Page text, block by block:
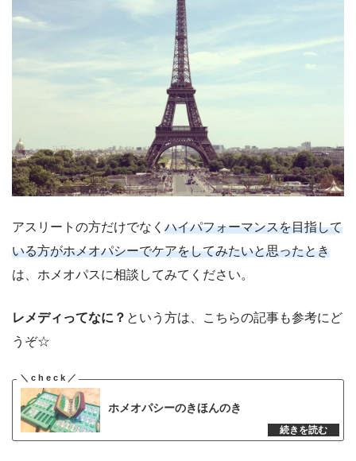
アスリートの方だけでなく ハイパフォーマンスを目指して
いる方がホメオパシーでケアをしてみたいと思ったとき
は、ホメオパスに相談してみてください。
レメディってなに？ という方は、こちらの記事も参考にど
うぞ☆
ホメオパシーのきほんのき